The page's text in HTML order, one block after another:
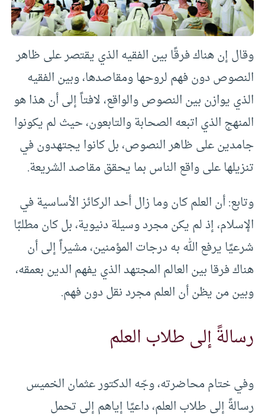
وقال إن هناك فرقًا بين الفقيه الذي يقتصر على ظاهر
النصوص دون فهم لروحها ومقاصدها، وبين الفقيه
الذي يوازن بين النصوص والواقع، لافتاً إلى أن هذا هو
المنهج الذي اتبعه الصحابة والتابعون، حيث لم يكونوا
جامدين على ظاهر النصوص، بل كانوا يجتهدون في
تنزيلها على واقع الناس بما يحقق مقاصد الشريعة.
وتابع: أن العلم كان وما زال أحد الركائز الأساسية في
الإسلام، إذ لم يكن مجرد وسيلة دنيوية، بل كان مطلبًا
شرعيًا يرفع الله به درجات المؤمنين، مشيراً إلى أن
هناك فرقا بين العالم المجتهد الذي يفهم الدين بعمقه،
وبين من يظن أن العلم مجرد نقل دون فهم.
رسالةً إلى طلاب العلم
وفي ختام محاضرته، وجّه الدكتور عثمان الخميس
رسالةً إلى طلاب العلم، داعيًا إياهم إلى تحمل